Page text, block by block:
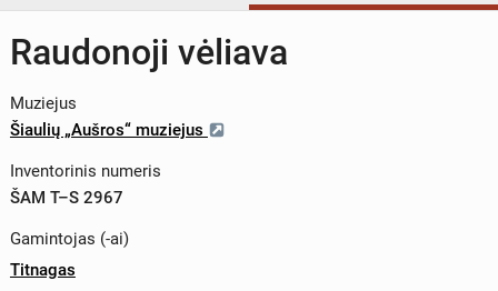
Raudonoji vėliava
Muziejus
Šiaulių „Aušros“ muziejus
Inventorinis numeris
ŠAM T–S 2967
Gamintojas (-ai)
Titnagas